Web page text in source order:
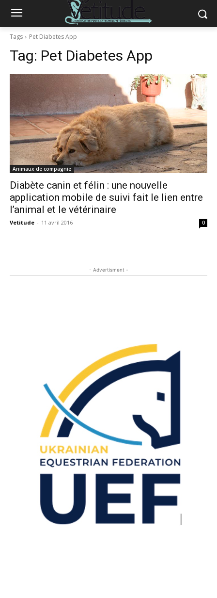
Tags Pet Diabetes App
Tag: Pet Diabetes App
Animaux de compagnie
Diabète canin et félin : une nouvelle
application mobile de suivi fait le lien entre
l’animal et le vétérinaire
Vetitude - 11 avril 2016 0
- Advertisment -